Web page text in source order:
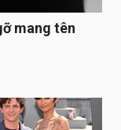
mang tên